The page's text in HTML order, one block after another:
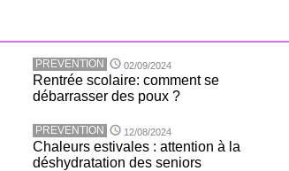
PREVENTION 02/09/2024
Rentrée scolaire: comment se
débarrasser des poux ?
PREVENTION 12/08/2024
Chaleurs estivales : attention à la
déshydratation des seniors